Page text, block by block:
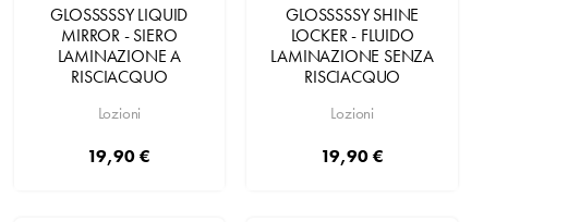
GLOSSSSSY LIQUID
MIRROR - SIERO
LAMINAZIONE A
RISCIACQUO
Lozioni
19,90 €
GLOSSSSSY SHINE
LOCKER - FLUIDO
LAMINAZIONE SENZA
RISCIACQUO
Lozioni
19,90 €